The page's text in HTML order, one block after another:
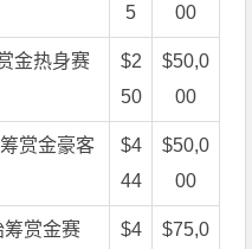
5
00
金热身赛
$2
50
$50,0
00
赏金豪客
$4
44
$50,0
00
筹赏金赛
$4
$75,0